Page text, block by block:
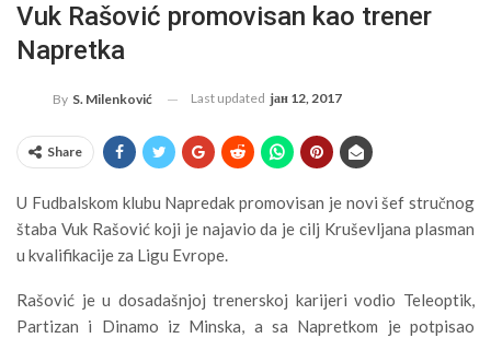
Vuk Rašović promovisan kao trener
Napretka
By S. Milenković Last updated јан 12, 2017
Share
U Fudbalskom klubu Napredak promovisan je novi šef stručnog
štaba Vuk Rašović koji je najavio da je cilj Kruševljana plasman
u kvalifikacije za Ligu Evrope.
Rašović je u dosadašnjoj trenerskoj karijeri vodio Teleoptik,
Partizan i Dinamo iz Minska, a sa Napretkom je potpisao